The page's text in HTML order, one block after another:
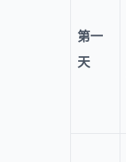
第一
天